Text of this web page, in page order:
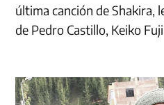
última canción de Shakira,
de Pedro Castillo, Keiko